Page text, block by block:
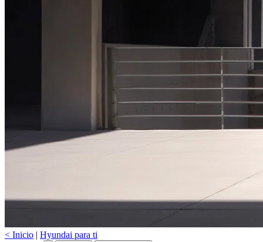
< Inicio | Hyundai para ti